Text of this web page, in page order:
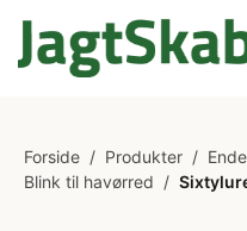
Forside / Produkter /
Blink til havørred /